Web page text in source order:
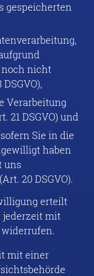
gespeicherten
nicht
Verarbeitung
21 DSGVO) und
Sie in die
haben
uns
20 DSGVO).
erteilt
jederzeit mit
mit einer